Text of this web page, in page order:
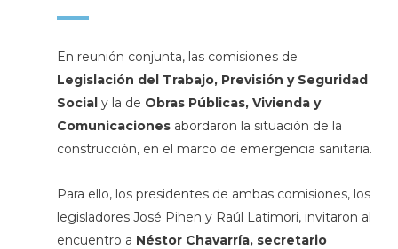
En reunión conjunta, las comisiones de
Legislación del Trabajo, Previsión y Seguridad
Socialy la de Obras Públicas, Vivienda y
Comunicacionesabordaron la situación de la
construcción, en el marco de emergencia sanitaria.
Para ello, los presidentes de ambas comisiones, los
legisladores José Pihen y Raúl Latimori, invitaron al
encuentro a Néstor Chavarría, secretario